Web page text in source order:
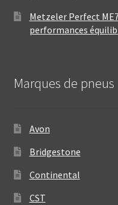
Metzeler Perfect
performances
Marques de pneus
Avon
Bridgestone
Continental
CST